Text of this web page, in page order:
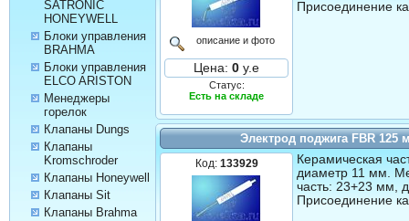
SATRONIC
HONEYWELL
Блоки управления
BRAHMA
Блоки управления
ELCO ARISTON
Менеджеры
горелок
Клапаны Dungs
Клапаны
Kromschroder
Клапаны Honeywell
Клапаны Sit
Клапаны Brahma
описание и фото
Цена: 0 у.е
Статус:
Есть на складе
Присоединение
Электрод поджига FBR 125
Код: 133929
Керамическая
диаметр 11 мм.
часть: 23+23 мм,
Присоединение